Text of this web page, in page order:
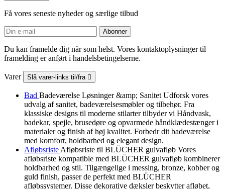
Få vores seneste nyheder og særlige tilbud
Du kan framelde dig når som helst. Vores kontaktoplysninger til
framelding er anført i handelsbetingelserne.
Varer Slå varer-links til/fra 
Bad Badeværelse Løsninger &amp; Sanitet Udforsk vores
udvalg af sanitet, badeværelsesmøbler og tilbehør. Fra
klassiske designs til moderne stilarter tilbyder vi Håndvask,
badekar, spejle, brusedøre og opvarmede håndklædestænger i
materialer og finish af høj kvalitet. Forbedr dit badeværelse
med komfort, holdbarhed og elegant design.
Afløbsriste Afløbsriste til BLÜCHER gulvafløb Vores
afløbsriste kompatible med BLÜCHER gulvafløb kombinerer
holdbarhed og stil. Tilgængelige i messing, bronze, kobber og
guld finish, passer de perfekt med BLÜCHER
afløbssystemer. Disse dekorative dæksler beskytter afløbet,